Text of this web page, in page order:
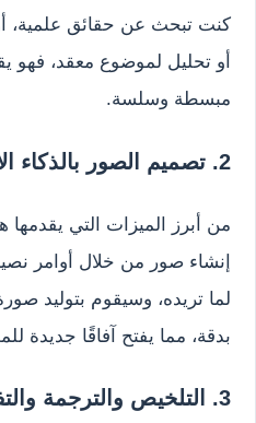
كنت تبحث عن حقائق علمية،
أو تحليل لموضوع معقد، فهو
مبسطة وسلسة.
2. تصميم الصور بالذكاء الاصطناعي:
من أبرز الميزات التي يقدمها
إنشاء صور من خلال أوامر
لما تريده، وسيقوم بتوليد
بدقة، مما يفتح آفاقًا جديدة
3. التلخيص والترجمة والتفسير: